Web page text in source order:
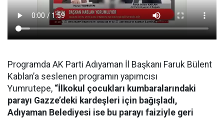
Programda AK Parti Adıyaman İl Başkanı Faruk Bülent
Kablan’a seslenen programın yapımcısı
Yumrutepe, “İlkokul çocukları kumbaralarındaki
parayı Gazze’deki kardeşleri için bağışladı,
Adıyaman Belediyesi ise bu parayı faiziyle geri